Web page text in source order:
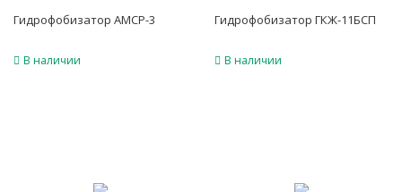
Гидрофобизатор АМСР-3
В наличии
Гидрофобизатор ГКЖ-11БСП
В наличии